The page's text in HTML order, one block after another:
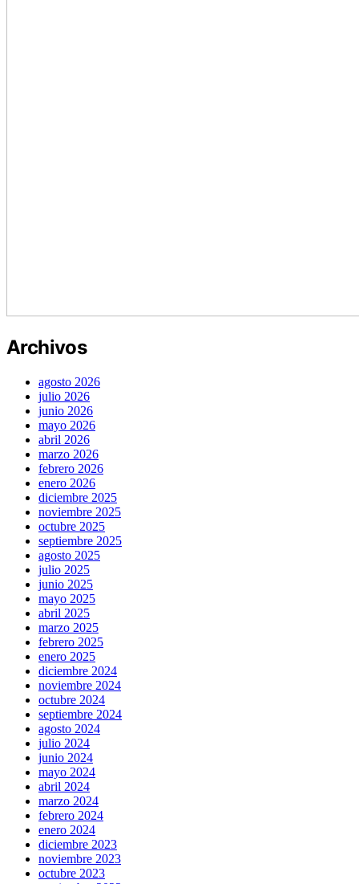
Archivos
agosto 2026
julio 2026
junio 2026
mayo 2026
abril 2026
marzo 2026
febrero 2026
enero 2026
diciembre 2025
noviembre 2025
octubre 2025
septiembre 2025
agosto 2025
julio 2025
junio 2025
mayo 2025
abril 2025
marzo 2025
febrero 2025
enero 2025
diciembre 2024
noviembre 2024
octubre 2024
septiembre 2024
agosto 2024
julio 2024
junio 2024
mayo 2024
abril 2024
marzo 2024
febrero 2024
enero 2024
diciembre 2023
noviembre 2023
octubre 2023